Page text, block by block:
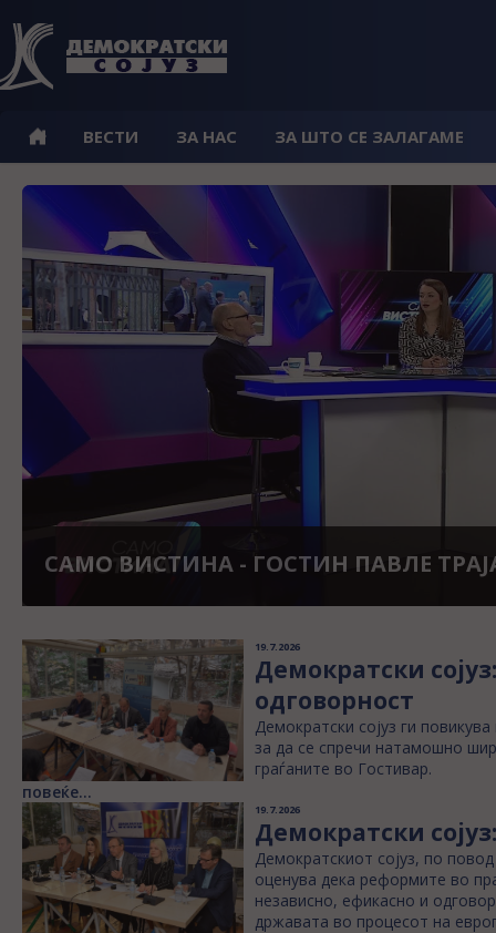
ВЕСТИ ЗА НАС ЗА ШТО СЕ ЗАЛАГАМЕ
ПАВЛЕ ТРАЈАНОВ ГОСТИН ВО
ШОУ НА БОГДАН ИЛИЕВСКИ
19.7.2026
Демократски
одговорност
Демократски сојуз ги
за да се спречи натамошно
граѓаните во Гостивар.
повеќе...
19.7.2026
Демократски
Демократскиот сојуз, по
оценува дека реформите во
независно, ефикасно и
државата во процесот на